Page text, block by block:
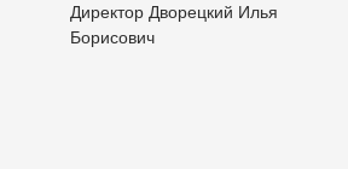
Директор Дворецкий Илья
Борисович